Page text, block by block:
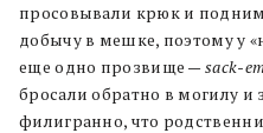
просовывали крюк и
добычу в мешке, поэтому у
еще одно прозвище —sack-
бросали обратно в могилу и
филигранно, что